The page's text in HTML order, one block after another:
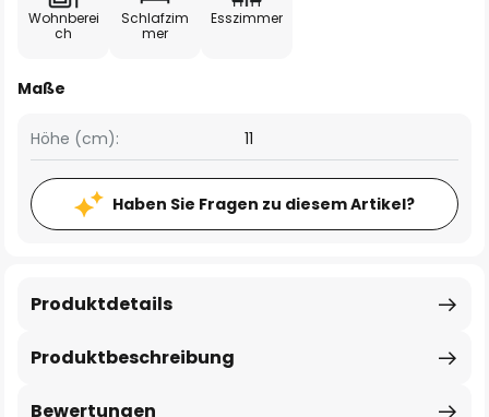
Wohnberei
ch
Schlafzim
mer
Esszimmer
Maße
Höhe (cm): 11
Haben Sie Fragen zu diesem Artikel?
Produktbeschreibung
Produktdetails
Bewertungen